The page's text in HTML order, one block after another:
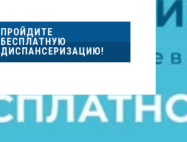
ПРОЙДИТЕ
БЕСПЛАТНУЮ
ДИСПАНСЕРИЗАЦИЮ!